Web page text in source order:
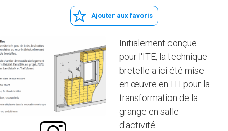
Ajouter aux favoris
Initialement conçue
pour l'ITE, la technique
bretelle a ici été mise
en œuvre en ITI pour la
transformation de la
grange en salle
d'activité.